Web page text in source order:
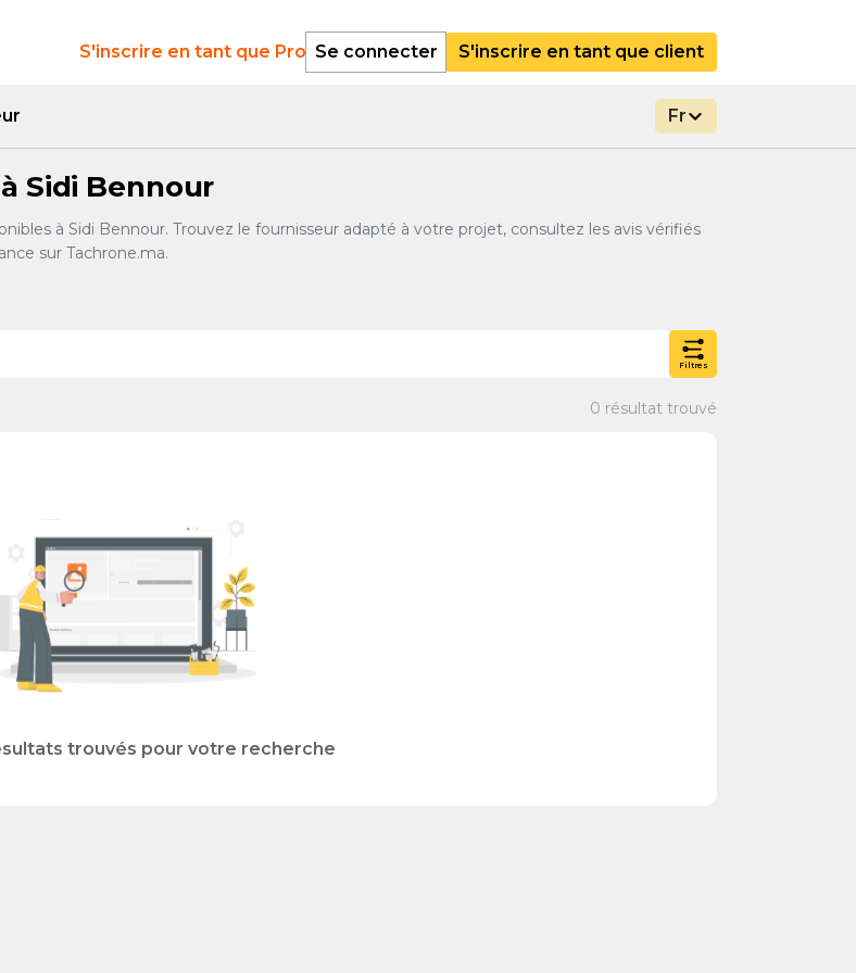
S'inscrire en tant que Pro Se connecter S'inscrire en tant que client
Fr
Sidi Bennour
à Sidi Bennour. Trouvez le fournisseur adapté à votre projet, consultez les avis vérifiés
sur Tachrone.ma.
Filtres
0 résultat trouvé
trouvés pour votre recherche